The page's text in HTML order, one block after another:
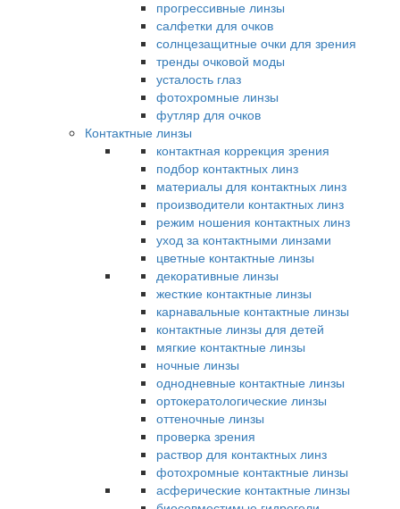
прогрессивные линзы
салфетки для очков
солнцезащитные очки для зрения
тренды очковой моды
усталость глаз
фотохромные линзы
футляр для очков
Контактные линзы
контактная коррекция зрения
подбор контактных линз
материалы для контактных линз
производители контактных линз
режим ношения контактных линз
уход за контактными линзами
цветные контактные линзы
декоративные линзы
жесткие контактные линзы
карнавальные контактные линзы
контактные линзы для детей
мягкие контактные линзы
ночные линзы
однодневные контактные линзы
ортокератологические линзы
оттеночные линзы
проверка зрения
раствор для контактных линз
фотохромные контактные линзы
асферические контактные линзы